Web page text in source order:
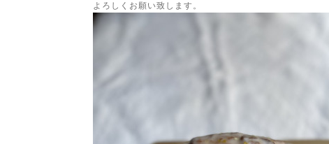
よろしくお願い致します。